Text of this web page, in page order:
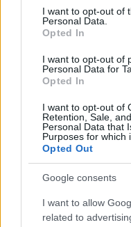
consent section.
I want to opt-out of
Personal Data.
Opted In
I want to opt-out of
Personal Data for
Opted In
I want to opt-out of
Retention, Sale,
Personal Data that
Purposes for which
Opted Out
Google consents
I want to allow
related to
Orbán Viktor
JámborAndrás •2014. július 26.
A miniszterelnök
látnok szerepében
vetett a kettős
kormányzásának
szervezését, azt is
érti, vagy nem akarja…
Családban